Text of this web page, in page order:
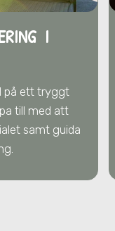
I
på ett tryggt
till med att
samt guida